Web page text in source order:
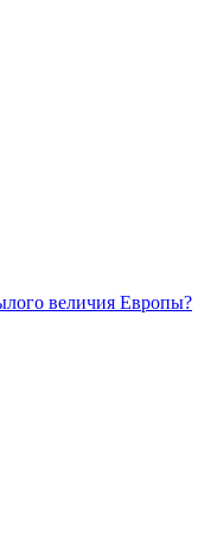
величия Европы?